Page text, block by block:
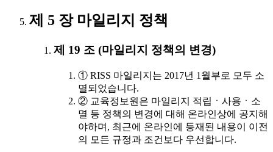
제 5 장 마일리지 정책
제 19 조 (마일리지 정책의 변경)
① RISS 마일리지는 2017년 1월부로 모두 소
멸되었습니다.
② 교육정보원은 마일리지 적립ㆍ사용ㆍ소
멸 등 정책의 변경에 대해 온라인상에 공지해
야하며, 최근에 온라인에 등재된 내용이 이전
의 모든 규정과 조건보다 우선합니다.